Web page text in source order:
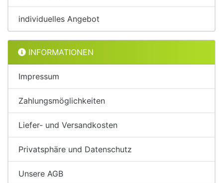
individuelles Angebot
INFORMATIONEN
Impressum
Zahlungsmöglichkeiten
Liefer- und Versandkosten
Privatsphäre und Datenschutz
Unsere AGB